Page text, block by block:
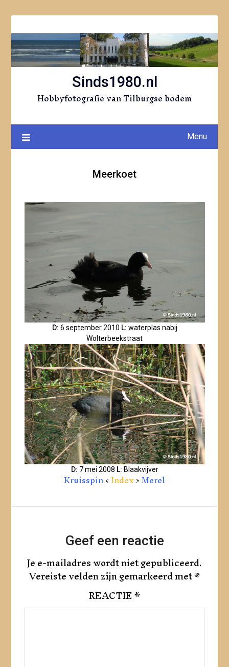
naar
inhoud
Sinds1980.nl
Hobbyfotografie van Tilburgse bodem
Menu
Meerkoet
D: 6 september 2010 L: waterplas nabij
Wolterbeekstraat
D: 7 mei 2008 L: Blaakvijver
Kruisspin<Index>Merel
Geef een reactie
Je e-mailadres wordt niet gepubliceerd.
Vereiste velden zijn gemarkeerd met*
REACTIE*